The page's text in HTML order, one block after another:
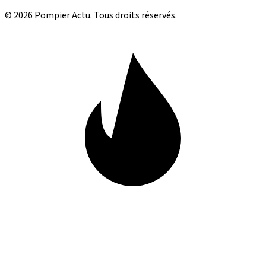
© 2026 Pompier Actu. Tous droits réservés.